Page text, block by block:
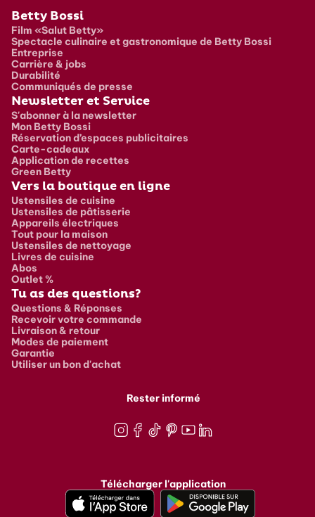
Pied de page
Betty Bossi
Film «Salut Betty»
Spectacle culinaire et gastronomique de Betty Bossi
Entreprise
Carrière & jobs
Durabilité
Communiqués de presse
Newsletter et Service
S'abonner à la newsletter
Mon Betty Bossi
Réservation d’espaces publicitaires
Carte-cadeaux
Application de recettes
Green Betty
Vers la boutique en ligne
Ustensiles de cuisine
Ustensiles de pâtisserie
Appareils électriques
Tout pour la maison
Ustensiles de nettoyage
Livres de cuisine
Abos
Outlet %
Tu as des questions?
Questions & Réponses
Recevoir votre commande
Livraison & retour
Modes de paiement
Garantie
Utiliser un bon d'achat
Rester informé
Télécharger l'application